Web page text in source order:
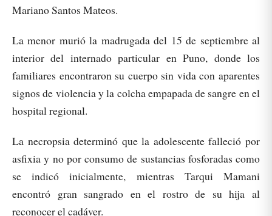
Mariano Santos Mateos.
La menor murió la madrugada del 15 de septiembre al
interior del internado particular en Puno, donde los
familiares encontraron su cuerpo sin vida con aparentes
signos de violencia y la colcha empapada de sangre en el
hospital regional.
La necropsia determinó que la adolescente falleció por
asfixia y no por consumo de sustancias fosforadas como
se indicó inicialmente, mientras Tarqui Mamani
encontró gran sangrado en el rostro de su hija al
reconocer el cadáver.